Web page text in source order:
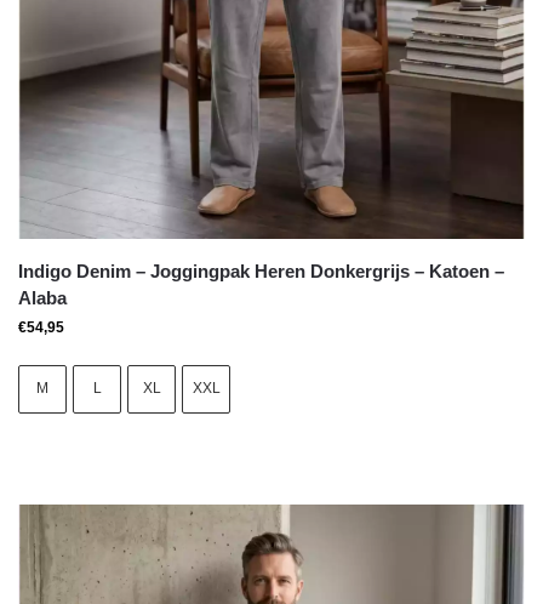
Indigo Denim – Joggingpak Heren Donkergrijs – Katoen –
Alaba
€54,95
M L XL XXL